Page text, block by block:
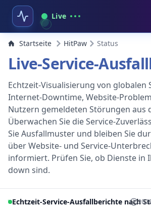
Live
Startseite HitPaw Status
Live-Service-
Echtzeit-Visualisierung von globalen
Internet-Downtime, Website-
Nutzern gemeldeten Störungen aus
Überwachen Sie die Service-
Sie Ausfallmuster und bleiben Sie
über Website- und Service-
informiert. Prüfen Sie, ob Dienste in
down sind.
Echtzeit-Service-Ausfallberichte nach